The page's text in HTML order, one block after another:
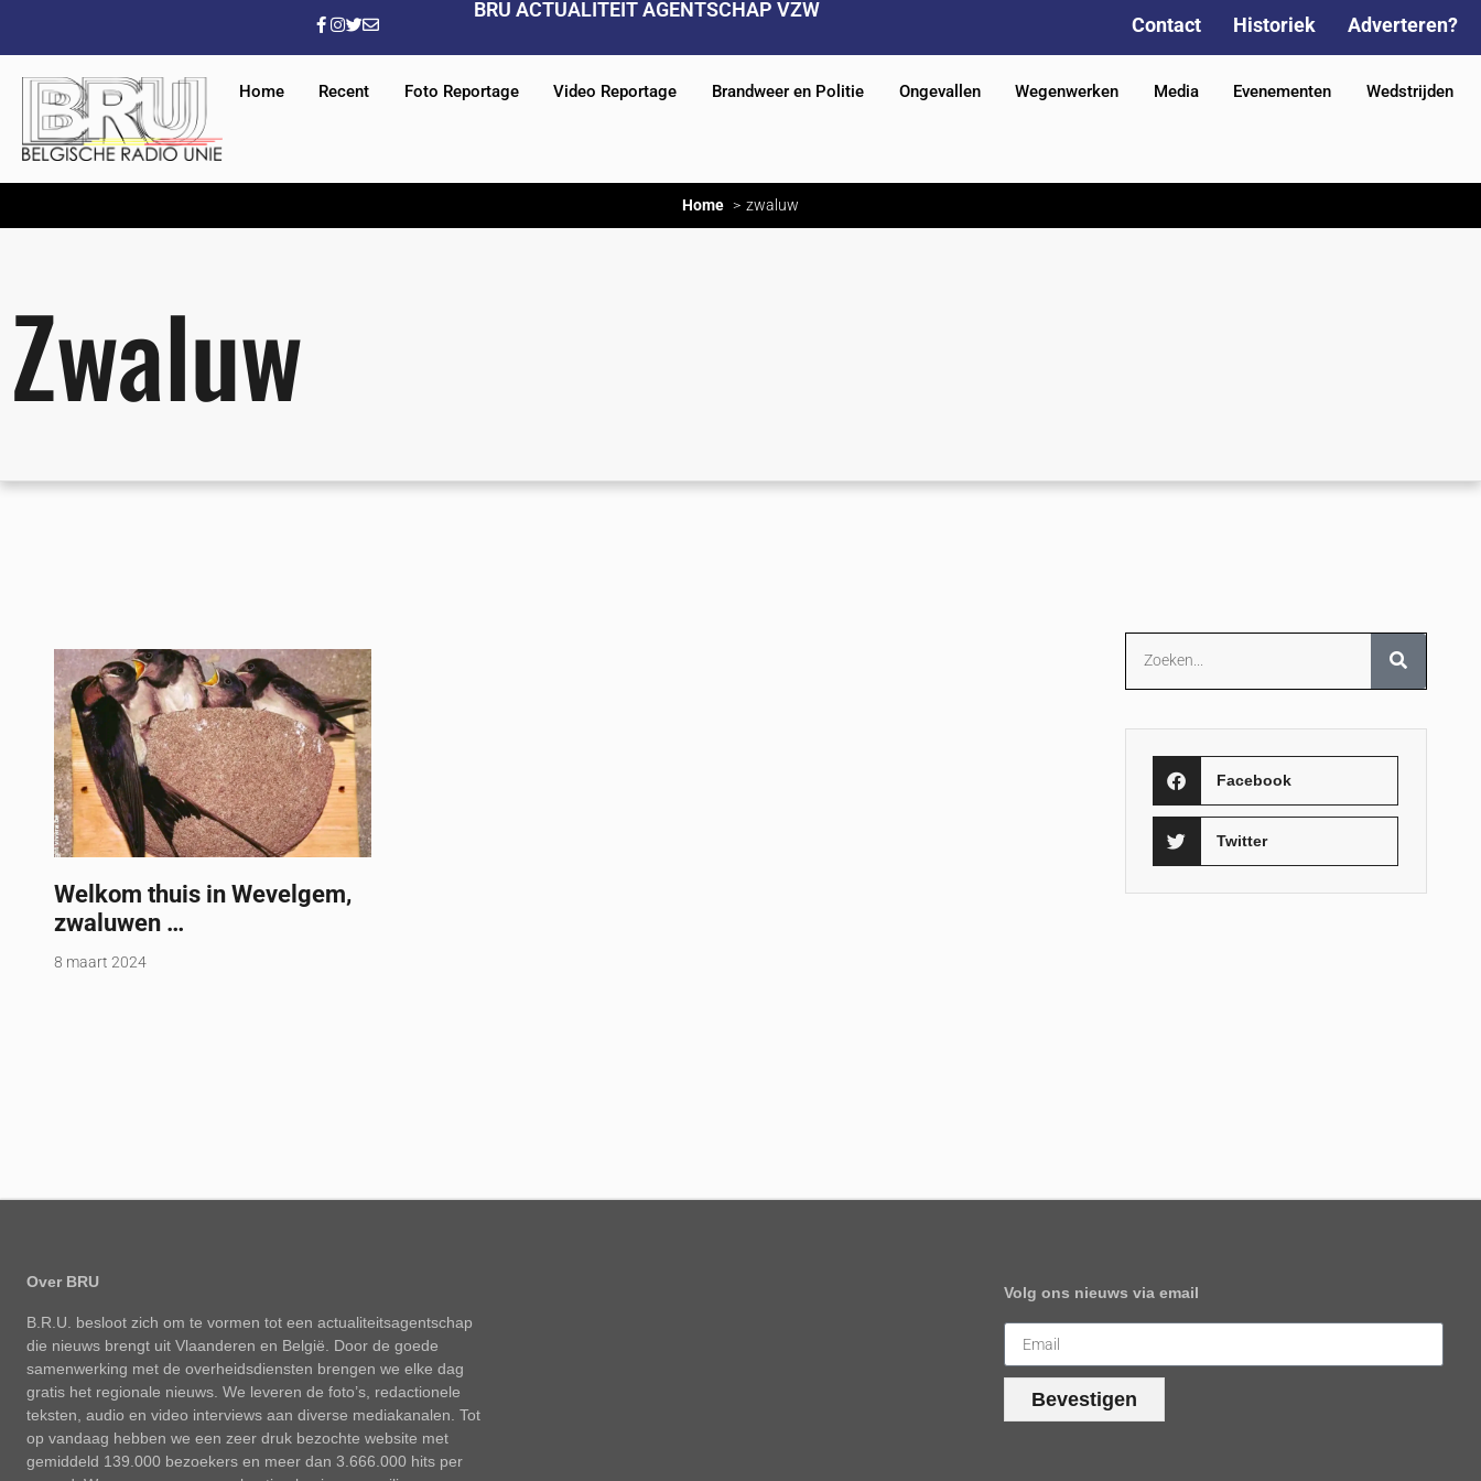
BRU ACTUALITEIT AGENTSCHAP VZW
Contact Historiek Adverteren?
Home Recent Foto Reportage Video Reportage Brandweer en Politie Ongevallen Wegenwerken Media Evenementen Wedstrijden
Home zwaluw
Zwaluw
Welkom thuis in Wevelgem,
zwaluwen …
8 maart 2024
Facebook
Twitter
Over BRU
B.R.U. besloot zich om te vormen tot een actualiteitsagentschap
die nieuws brengt uit Vlaanderen en België. Door de goede
samenwerking met de overheidsdiensten brengen we elke dag
gratis het regionale nieuws. We leveren de foto’s, redactionele
teksten, audio en video interviews aan diverse mediakanalen. Tot
op vandaag hebben we een zeer druk bezochte website met
gemiddeld 139.000 bezoekers en meer dan 3.666.000 hits per
Volg ons nieuws via email
Bevestigen